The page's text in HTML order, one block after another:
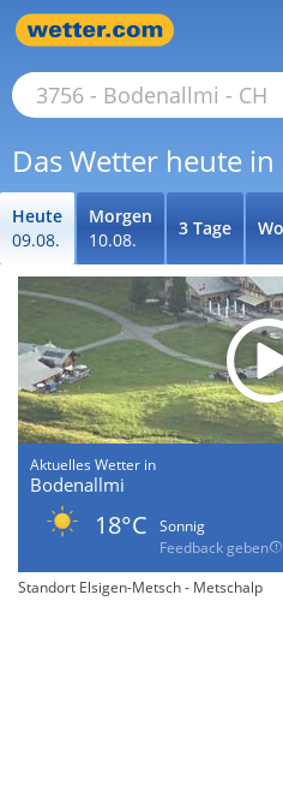
Das Wetter heute
Heute
09.08.
Morgen
10.08.
3 Tage
Aktuelles Wetter in
Bodenallmi
18°C
Sonnig
Feedback geben
Standort Elsigen-Metsch - Metschalp